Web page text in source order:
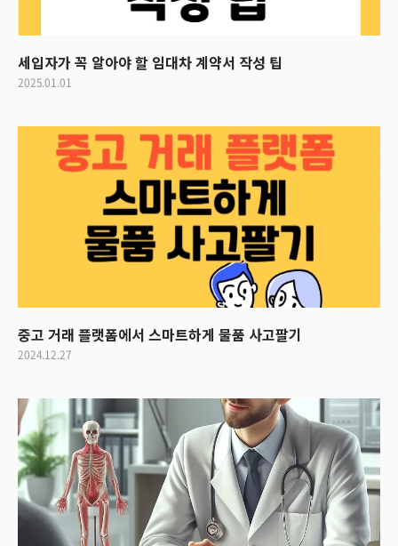
세입자가 꼭 알아야 할 임대차 계약서 작성 팁
2025.01.01
중고 거래 플랫폼에서 스마트하게 물품 사고팔기
2024.12.27